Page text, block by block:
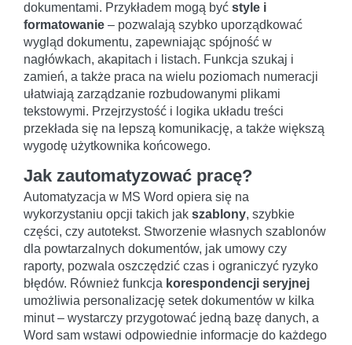
dokumentami. Przykładem mogą być style i
formatowanie – pozwalają szybko uporządkować
wygląd dokumentu, zapewniając spójność w
nagłówkach, akapitach i listach. Funkcja szukaj i
zamień, a także praca na wielu poziomach numeracji
ułatwiają zarządzanie rozbudowanymi plikami
tekstowymi. Przejrzystość i logika układu treści
przekłada się na lepszą komunikację, a także większą
wygodę użytkownika końcowego.
Jak zautomatyzować pracę?
Automatyzacja w MS Word opiera się na
wykorzystaniu opcji takich jak szablony, szybkie
części, czy autotekst. Stworzenie własnych szablonów
dla powtarzalnych dokumentów, jak umowy czy
raporty, pozwala oszczędzić czas i ograniczyć ryzyko
błędów. Również funkcja korespondencji seryjnej
umożliwia personalizację setek dokumentów w kilka
minut – wystarczy przygotować jedną bazę danych, a
Word sam wstawi odpowiednie informacje do każdego